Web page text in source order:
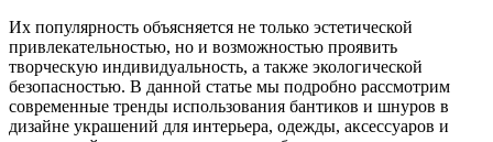
Их популярность объясняется не только эстетической
привлекательностью, но и возможностью проявить
творческую индивидуальность, а также экологической
безопасностью. В данной статье мы подробно рассмотрим
современные тренды использования бантиков и шнуров в
дизайне украшений для интерьера, одежды, аксессуаров и